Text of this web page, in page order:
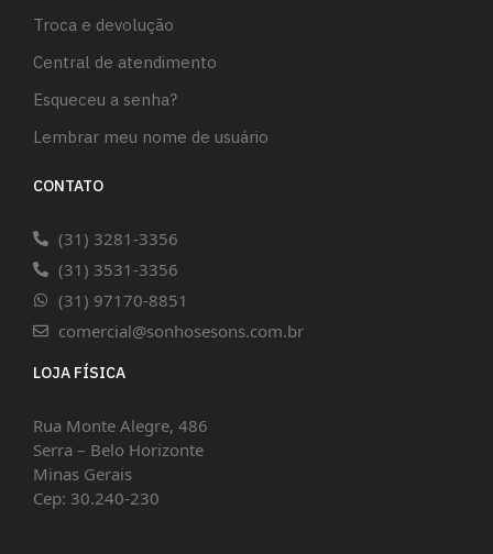
Troca e devolução
Central de atendimento
Esqueceu a senha?
Lembrar meu nome de usuário
CONTATO
(31) 3281-3356
(31) 3531-3356
(31) 97170-8851
comercial@sonhosesons.com.br
LOJA FÍSICA
Rua Monte Alegre, 486
Serra – Belo Horizonte
Minas Gerais
Cep: 30.240-230